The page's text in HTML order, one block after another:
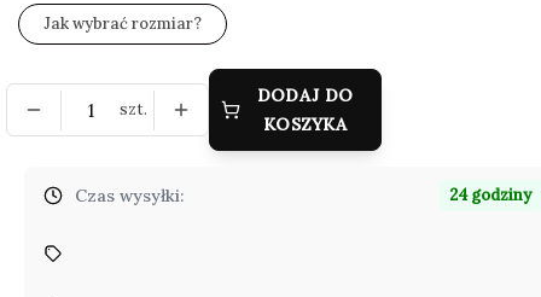
Jak wybrać rozmiar?
szt.
DODAJ DO
KOSZYKA
Czas wysyłki: 24 godziny